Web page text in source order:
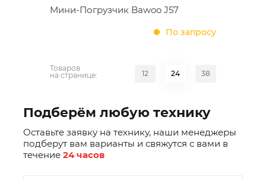
Мини-Погрузчик Bawoo J57
По запросу
Товаров
на странице:
12 24 38
Подберём любую технику
Оставьте заявку на технику, наши менеджеры
подберут вам варианты и свяжутся с вами в
течение 24 часов